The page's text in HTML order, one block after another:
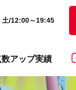
/12:00～19:45
数アップ実績